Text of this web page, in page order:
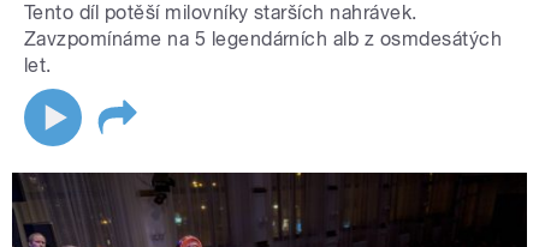
Tento díl potěší milovníky starších nahrávek.
Zavzpomínáme na 5 legendárních alb z osmdesátých
let.